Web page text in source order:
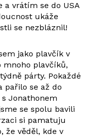
vrátím se do USA
ukáže
se nezbláznil!
jako plavčík v
mnoho plavčíků,
párty. Pokaždé
pařilo se až do
Jonathonem
se spolu bavili
si pamatuju
že věděl, kde v